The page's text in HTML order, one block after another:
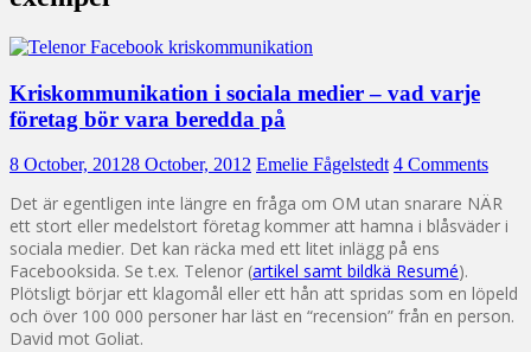
Kriskommunikation i sociala medier – vad varje
företag bör vara beredda på
8 October, 20128 October, 2012 Emelie Fågelstedt 4 Comments
Det är egentligen inte längre en fråga om OM utan snarare NÄR
ett stort eller medelstort företag kommer att hamna i blåsväder i
sociala medier. Det kan räcka med ett litet inlägg på ens
Facebooksida. Se t.ex. Telenor (artikel samt bildkä Resumé).
Plötsligt börjar ett klagomål eller ett hån att spridas som en löpeld
och över 100 000 personer har läst en “recension” från en person.
David mot Goliat.